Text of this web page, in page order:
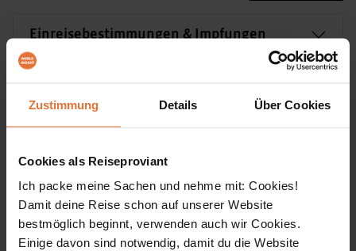
Zustimmung Details Über Cookies
Cookies als Reiseproviant
Ich packe meine Sachen und nehme mit: Cookies!
Damit deine Reise schon auf unserer Website
bestmöglich beginnt, verwenden auch wir Cookies.
Einige davon sind notwendig, damit du die Website
Einreisebestimmungen & Impfungen
Team vor Ort